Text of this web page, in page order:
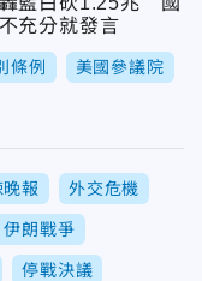
充分就發言
條例 美國參議院
報 外交危機
伊朗戰爭
停戰決議